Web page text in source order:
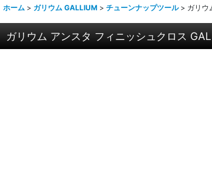
ホーム > ガリウム GALLIUM > チューンナップツール > ガリウ
ガリウム アンスタ フィニッシュクロス